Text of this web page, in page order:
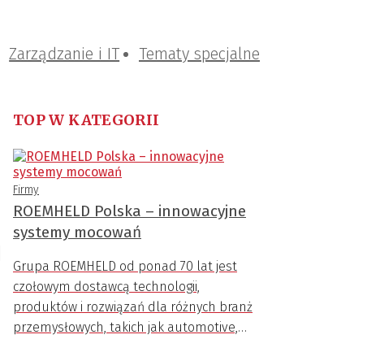
Zarządzanie i IT Tematy specjalne
TOP W KATEGORII
Firmy
ROEMHELD Polska – innowacyjne
systemy mocowań
Grupa ROEMHELD od ponad 70 lat jest
czołowym dostawcą technologii,
produktów i rozwiązań dla różnych branż
przemysłowych, takich jak automotive,